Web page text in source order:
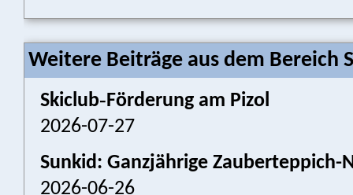
Weitere Beiträge aus dem Bereich
Skiclub‑Förderung am Pizol
2026-07-27
Sunkid: Ganzjährige Zauberteppich-
2026-06-26